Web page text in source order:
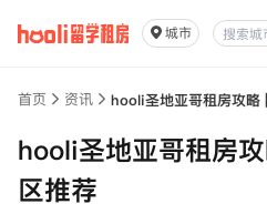
城市
首页 资讯 hooli圣地亚哥租房攻略
hooli圣地亚哥租房
区推荐